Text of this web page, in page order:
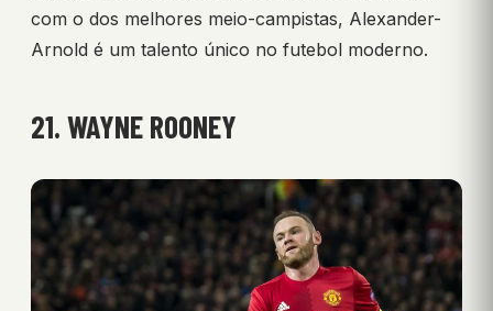
com o dos melhores meio-campistas, Alexander-
Arnold é um talento único no futebol moderno.
21. WAYNE ROONEY